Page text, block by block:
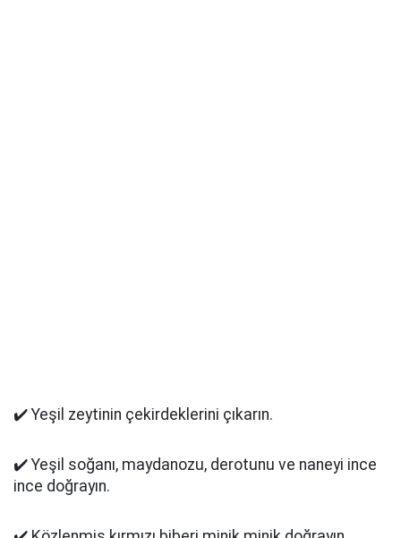
✔️ Yeşil zeytinin çekirdeklerini çıkarın.
✔️ Yeşil soğanı, maydanozu, derotunu ve naneyi ince
ince doğrayın.